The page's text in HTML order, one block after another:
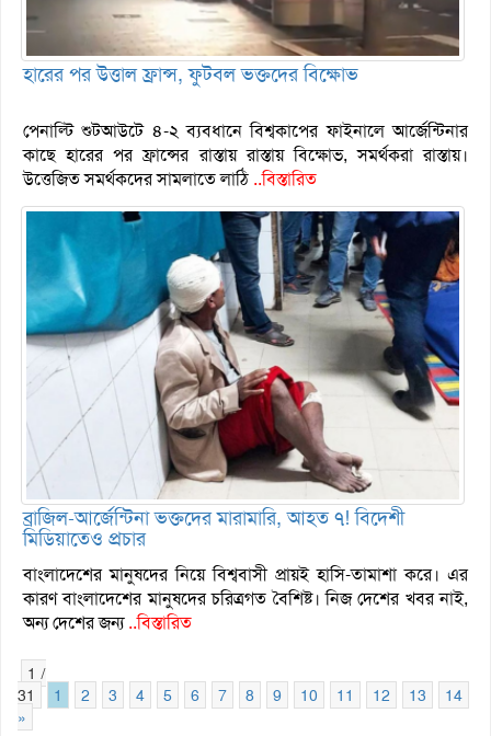
হারের পর উত্তাল ফ্রান্স, ফুটবল ভক্তদের বিক্ষোভ
পেনাল্টি শুটআউটে ৪-২ ব্যবধানে বিশ্বকাপের ফাইনালে আর্জেন্টিনার
কাছে হারের পর ফ্রান্সের রাস্তায় রাস্তায় বিক্ষোভ, সমর্থকরা রাস্তায়।
উত্তেজিত সমর্থকদের সামলাতে লাঠি ..বিস্তারিত
ব্রাজিল-আর্জেন্টিনা ভক্তদের মারামারি, আহত ৭! বিদেশী
মিডিয়াতেও প্রচার
বাংলাদেশের মানুষদের নিয়ে বিশ্ববাসী প্রায়ই হাসি-তামাশা করে। এর
কারণ বাংলাদেশের মানুষদের চরিত্রগত বৈশিষ্ট। নিজ দেশের খবর নাই,
অন্য দেশের জন্য..বিস্তারিত
1 /
31
1 2 3 4 5 6 7 8 9 10 11 12 13 14
»